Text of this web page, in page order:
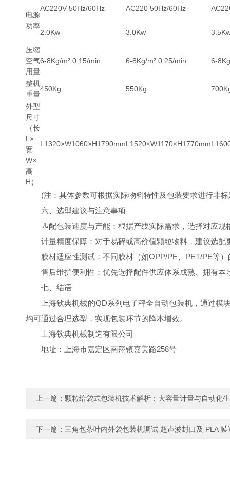
电源
功率
AC220V 50Hz/60Hz AC220 50Hz/60Hz
2.0Kw 3.0Kw
压缩
空气
用量
6-8Kg/m² 0.15/min 6-8Kg/m² 0.25/min 6-
整机
重量
450Kg 550Kg
外型
尺寸
（长
L×
宽
W×
高
H）
L1320×W1060×H1790mmL1520×W1170×H1770mm
(注：具体参数可根据实际物料特性及包装要求进行非
六、选型建议与注意事项
匹配包装速度与产能：根据产线实际需求，选择对应
计量精度保障：对于易碎或高价值颗粒物料，建议选
膜材适应性测试：不同膜材（如OPP/PE、PET/PE等
售后维护便利性：优先选择配件供应体系成熟、拥有本
七、结语
上海钦典机械的QD系列电子秤全自动包装机，通过
均可通过合理选型，实现包装环节的降本增效。
上海钦典机械制造有限公司
地址：上海市嘉定区南翔镇嘉美路258号
上一篇： 颗粒给袋式包装机技术解析：大容量计量与自动
下一篇： 三角包茶叶内外袋包装机调试 超声波封口及 PLA 膜